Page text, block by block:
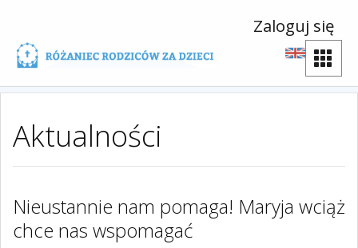
Zaloguj się
Aktualności
Nieustannie nam pomaga! Maryja wciąż
chce nas wspomagać